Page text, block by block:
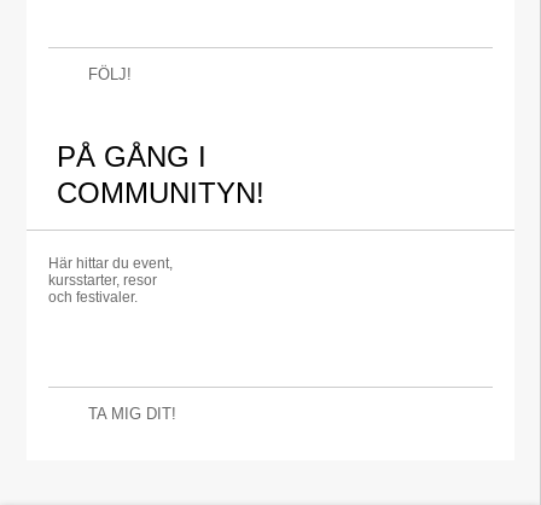
FÖLJ!
PÅ GÅNG I
COMMUNITYN!
Här hittar du event,
kursstarter, resor
och festivaler.
TA MIG DIT!